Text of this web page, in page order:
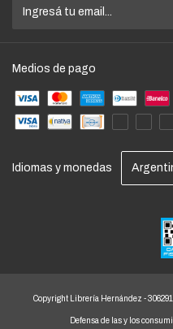
Medios de pago
Idiomas y monedas
Copyright Librería Hernández -
Defensa de las y los